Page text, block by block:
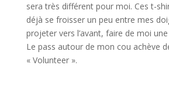
sera très différent pour moi. Ces t-
déjà se froisser un peu entre mes
projeter vers l’avant, faire de moi
Le pass autour de mon cou achève
« Volunteer ».